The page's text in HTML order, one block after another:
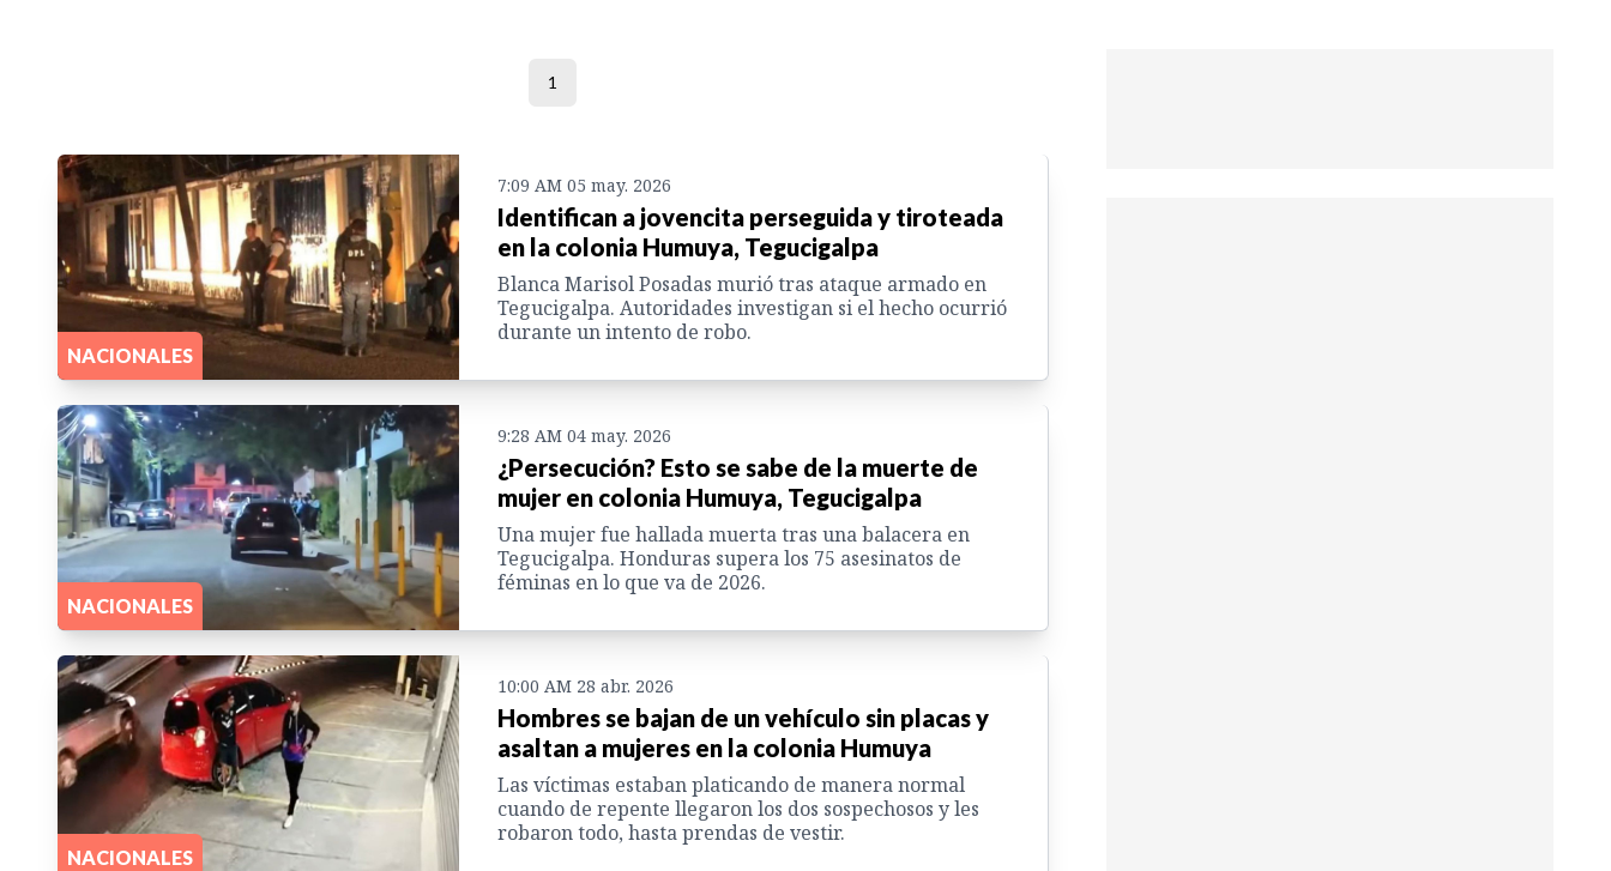
1
NACIONALES
7:09 AM 05 may. 2026
Identifican a jovencita perseguida y tiroteada
en la colonia Humuya, Tegucigalpa
Blanca Marisol Posadas murió tras ataque armado en
Tegucigalpa. Autoridades investigan si el hecho ocurrió
durante un intento de robo.
NACIONALES
9:28 AM 04 may. 2026
¿Persecución? Esto se sabe de la muerte de
mujer en colonia Humuya, Tegucigalpa
Una mujer fue hallada muerta tras una balacera en
Tegucigalpa. Honduras supera los 75 asesinatos de
féminas en lo que va de 2026.
NACIONALES
10:00 AM 28 abr. 2026
Hombres se bajan de un vehículo sin placas y
asaltan a mujeres en la colonia Humuya
Las víctimas estaban platicando de manera normal
cuando de repente llegaron los dos sospechosos y les
robaron todo, hasta prendas de vestir.